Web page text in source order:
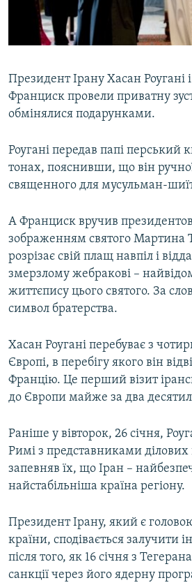
ВІДЕОУРОКИ «ELIFBE»
СВІДЧЕННЯ ОКУПАЦІЇ
ІНФОГРАФІКА
Русский
Qırımtatar
ДОЛУЧАЙСЯ!
Усі сайти RFE/RL
Президент Ірану Хасан Роугані
Франциск провели приватну
обмінялися подарунками.
Роугані передав папі перський
тонах, пояснивши, що він
священного для мусульман-
А Франциск вручив
зображенням святого Мартина
розрізає свій плащ навпіл і
змерзлому жебракові –
життєпису цього святого. За
символ братерства.
Хасан Роугані перебуває з
Європі, в перебігу якого він
Францію. Це перший візит
до Європи майже за два
Раніше у вівторок, 26 січня,
Римі з представниками ділових
запевняв їх, що Іран –
найстабільніша країна регіону.
Президент Ірану, який є
країни, сподівається залучити
після того, як 16 січня з
санкції через його ядерну